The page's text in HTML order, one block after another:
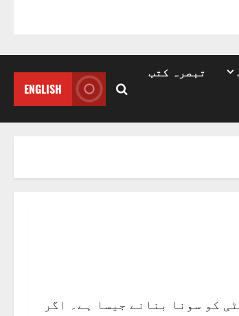
تبصرہ کتب
ENGLISH
کو سونا بنانے جیسا ہے۔ اگر